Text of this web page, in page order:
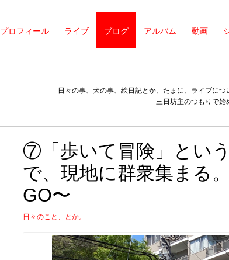
プロフィール ライブ ブログ アルバム 動画
日々の事、犬の事、絵日記とか、たまに、ライブに
三日坊主のつもりで
⑦「歩いて冒険」とい
で、現地に群衆集まる
GO〜
日々のこと、とか。